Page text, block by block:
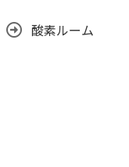
酸素ルーム